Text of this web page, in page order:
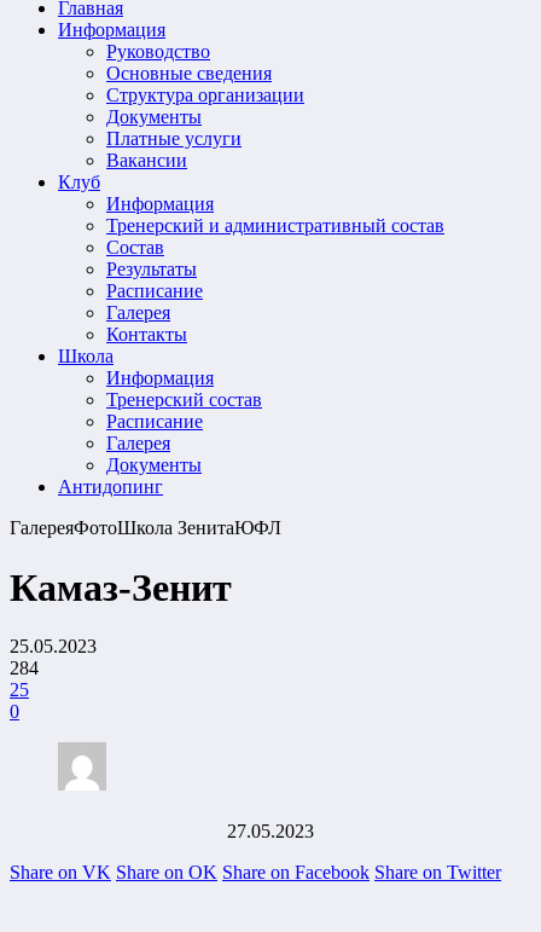
Главная
Информация
Руководство
Основные сведения
Структура организации
Документы
Платные услуги
Вакансии
Клуб
Информация
Тренерский и административный состав
Состав
Результаты
Расписание
Галерея
Контакты
Школа
Информация
Тренерский состав
Расписание
Галерея
Документы
Антидопинг
ГалереяФотоШкола ЗенитаЮФЛ
Камаз-Зенит
25.05.2023
284
25
0
27.05.2023
Share on VK Share on OK Share on Facebook Share on Twitter